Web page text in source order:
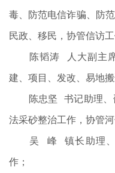
毒、防范电信诈骗、防
民政、移民，协管信访工
陈韬涛 人大副主席
建、项目、发改、易地搬
陈忠坚 书记助理、
法采砂整治工作，协管河
吴 峰 镇长助理、
作；